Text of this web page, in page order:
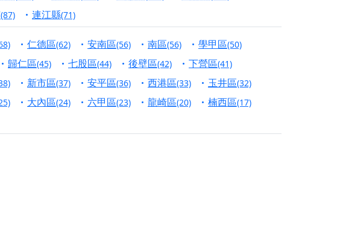
悔植福田，誠邀十方善信大德共同參與。
贊普，為祖先親眷祈求安息，也為自身與家人累積福德、種
玉皇大帝 大天尊」 親自坐鎮主法！幫你累積的功德福報自然
回到北投土地公埔，祈願闔家平安、地方祥和、福運綿長。
參香祝壽，同沐母娘慈光，共祈平安吉祥
德，迴向冥陽兩利、闔家平安的殊勝因緣。
遠・廣植福田
下珍貴的家庭回憶
謝，一生難忘。
福，也有一份感謝守護的虔誠心意
(87) 連江縣(71)
仁德區(62) 安南區(56) 南區(56) 學甲區(50)
歸仁區(45) 七股區(44) 後壁區(42) 下營區(41)
新市區(37) 安平區(36) 西港區(33) 玉井區(32)
大內區(24) 六甲區(23) 龍崎區(20) 楠西區(17)